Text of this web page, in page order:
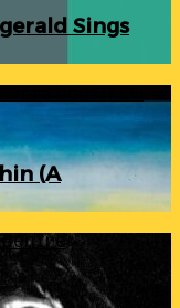
Sings
(A
Centre